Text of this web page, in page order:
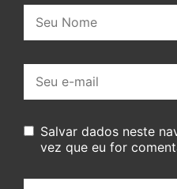
mail:
Salvar dados neste
vez que eu for